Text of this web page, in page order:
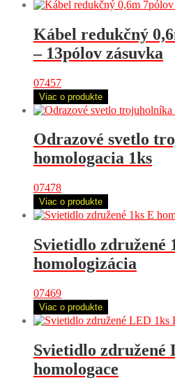
Kábel redukčný
– 13pólov zásuvka
07457
Viac o produkte
Odrazové svetlo
homologacia 1ks
07478
Viac o produkte
Svietidlo združené
homologizácia
07469
Viac o produkte
Svietidlo združené
homologace